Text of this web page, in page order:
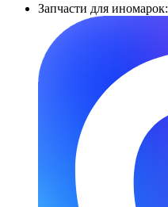
Запчасти для иномарок: